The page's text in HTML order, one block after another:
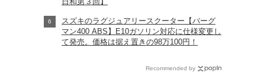
スズキのラグジュアリースクーター【バーグ
マン400 ABS】E10ガソリン対応に仕様変更し
て発売。価格は据え置きの98万100円！
Recommended by